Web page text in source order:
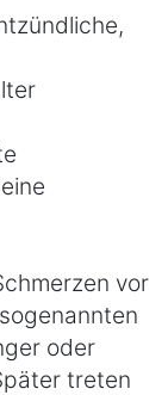
vor
oder
treten